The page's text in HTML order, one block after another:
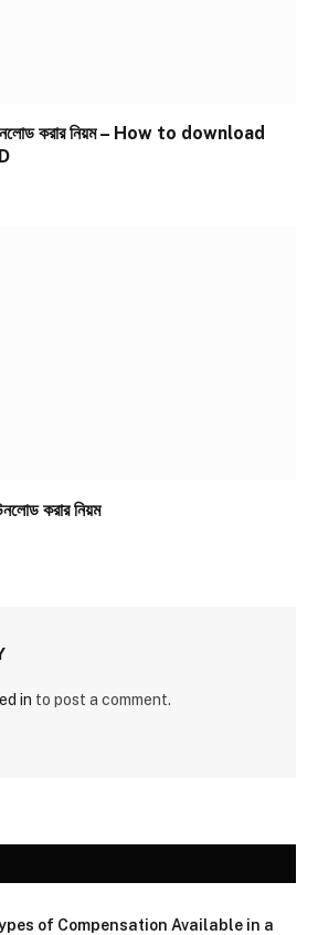
করার নিয়ম – How to download
করার নিয়ম
in to post a comment.
of Compensation Available in a